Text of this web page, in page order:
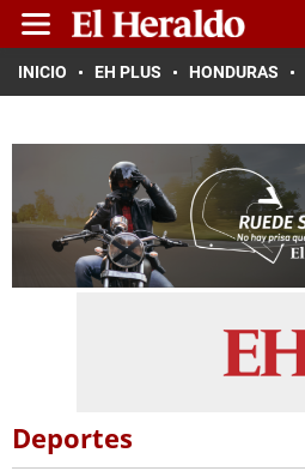
INICIO EH PLUS HONDURAS
Deportes